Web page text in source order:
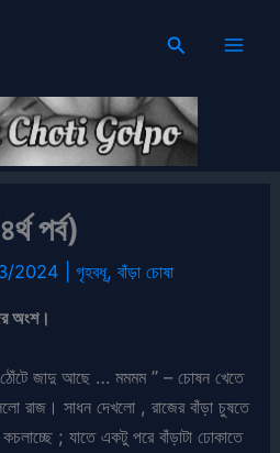
Search
পর্ব)
2024 |গৃহবধূ,বাঁড়া চোষা
অংশ।
জাদু আছে … মমমম ” – চোষন খেতে
রাজ। সাধন দেখলো , রাজের বাঁড়া চুষতে
; যাতে একটু পরে বাঁড়াটা ঢোকাতে